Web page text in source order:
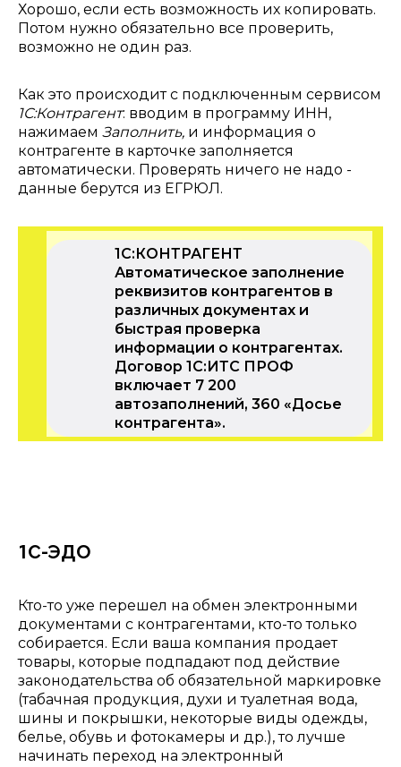
Хорошо, если есть возможность их копировать.
Потом нужно обязательно все проверить,
возможно не один раз.
Как это происходит с подключенным сервисом
1С:Контрагент: вводим в программу ИНН,
нажимаем Заполнить, и информация о
контрагенте в карточке заполняется
автоматически. Проверять ничего не надо -
данные берутся из ЕГРЮЛ.
1С:КОНТРАГЕНТ
Автоматическое заполнение
реквизитов контрагентов в
различных документах и
быстрая проверка
информации о контрагентах.
Договор 1С:ИТС ПРОФ
включает 7 200
автозаполнений, 360 «Досье
контрагента».
1С-ЭДО
Кто-то уже перешел на обмен электронными
документами с контрагентами, кто-то только
собирается. Если ваша компания продает
товары, которые подпадают под действие
законодательства об обязательной маркировке
(табачная продукция, духи и туалетная вода,
шины и покрышки, некоторые виды одежды,
белье, обувь и фотокамеры и др.), то лучше
начинать переход на электронный